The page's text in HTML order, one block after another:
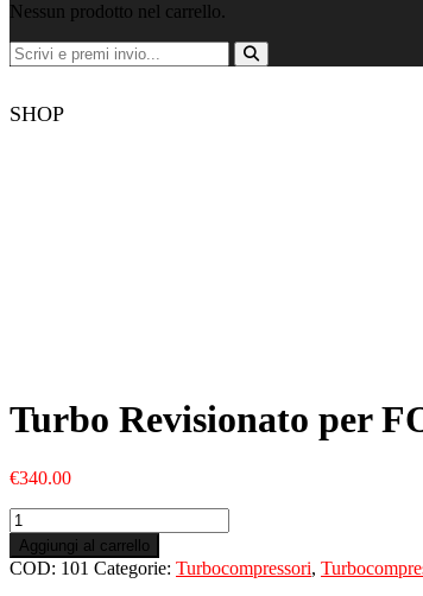
Nessun prodotto nel carrello.
SHOP
Turbo Revisionato per
€340.00
Turbo
Revisionato
per
FORD
Aggiungi al carrello
COD: 101 Categorie: Turbocompressori,